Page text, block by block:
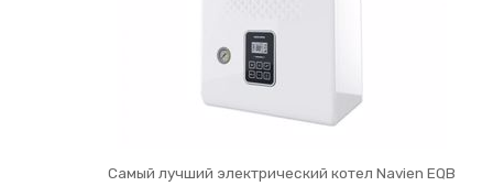
Самый лучший электрический котел Navien EQB